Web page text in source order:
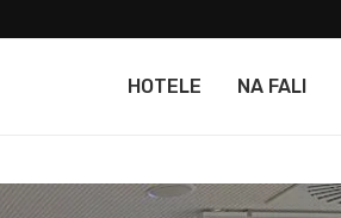
HOTELE NA FALI